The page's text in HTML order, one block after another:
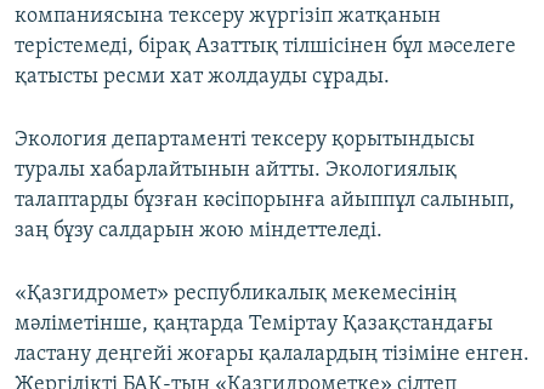
компаниясына тексеру жүргізіп жатқанын
терістемеді, бірақ Азаттық тілшісінен бұл мәселеге
қатысты ресми хат жолдауды сұрады.
Экология департаменті тексеру қорытындысы
туралы хабарлайтынын айтты. Экологиялық
талаптарды бұзған кәсіпорынға айыппұл салынып,
заң бұзу салдарын жою міндеттеледі.
«Қазгидромет» республикалық мекемесінің
мәліметінше, қаңтарда Теміртау Қазақстандағы
ластану деңгейі жоғары қалалардың тізіміне енген.